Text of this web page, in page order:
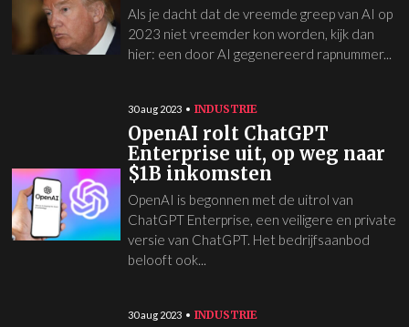
Als je dacht dat de vreemde greep van AI op
2023 niet vreemder kon worden, kijk dan
hier: een door AI gegenereerd rapnummer...
30 aug 2023 INDUSTRIE
OpenAI rolt ChatGPT
Enterprise uit, op weg naar
$1B inkomsten
OpenAI is begonnen met de uitrol van
ChatGPT Enterprise, een veiligere en private
versie van ChatGPT. Het bedrijfsaanbod
belooft ook...
30 aug 2023 INDUSTRIE